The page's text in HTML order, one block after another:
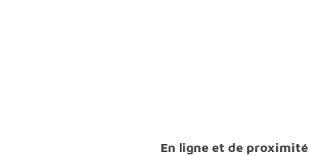
En ligne et de proximité